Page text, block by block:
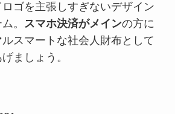
ゴを主張しすぎないデザイン
。 スマホ決済がメインの方に
スマートな社会人財布として
ましょう。